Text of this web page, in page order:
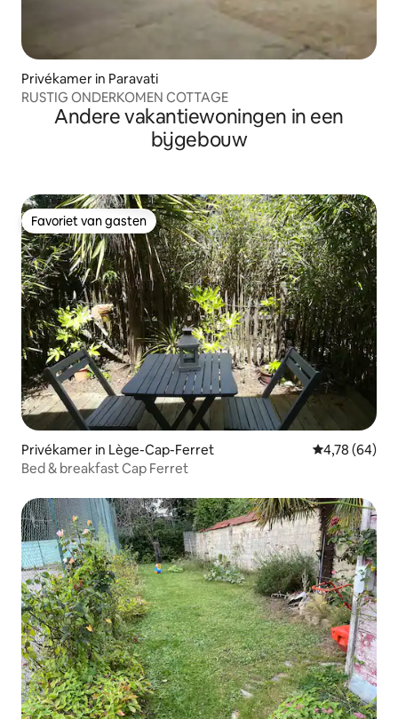
Privékamer in Paravati
RUSTIG ONDERKOMEN COTTAGE
Andere vakantiewoningen in een
bijgebouw
Favoriet van gasten
Favoriet van gasten
Privékamer in Lège-Cap-Ferret Gemiddelde
4,78 (64)
Bed & breakfast Cap Ferret